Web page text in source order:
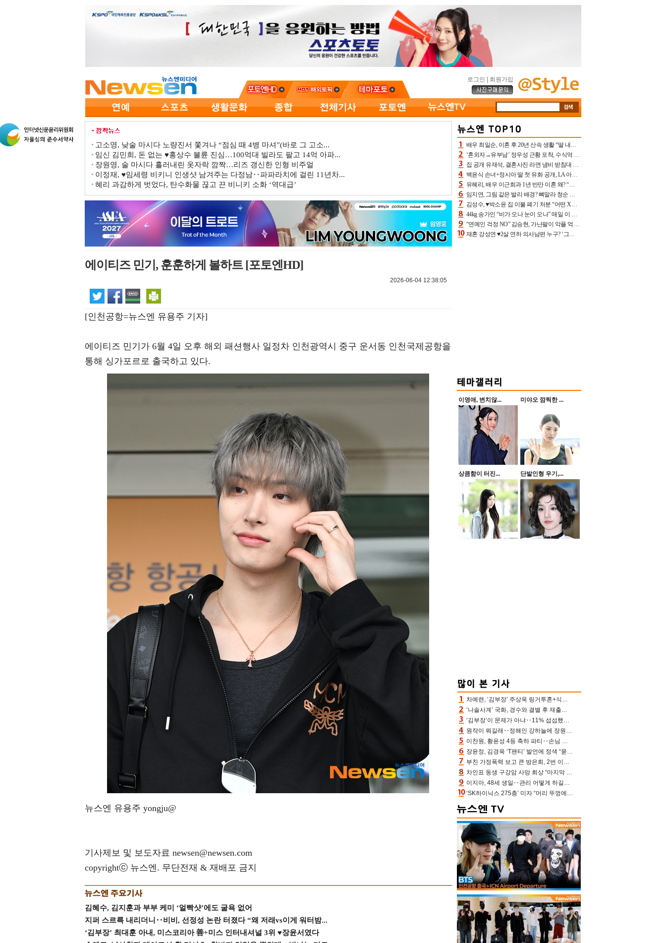
로그인 회원가입
고소영, 낮술 마시다 노량진서 쫓겨나 “점심 때 4병 마셔”(바로 그 고소...
임신 김민희, 돈 없는 ♥홍상수 불륜 진심…100억대 빌라도 팔고 14억 아파...
장원영, 술 마시다 흘러내린 옷자락 깜짝…리즈 갱신한 인형 비주얼
이정재, ♥임세령 비키니 인생샷 남겨주는 다정남‥파파라치에 걸린 11년차...
혜리 과감하게 벗었다, 탄수화물 끊고 끈 비니키 소화 ‘역대급’
에이티즈 민기, 훈훈하게 볼하트 [포토엔HD]
2026-06-04 12:38:05
[인천공항=뉴스엔 유용주 기자]
에이티즈 민기가 6월 4일 오후 해외 패션행사 일정차 인천광역시 중구 운서동 인천국제공항을
통해 싱가포르로 출국하고 있다.
뉴스엔 유용주 yongju@
기사제보 및 보도자료 newsen@newsen.com
copyrightⓒ 뉴스엔. 무단전재 & 재배포 금지
김혜수, 김지훈과 부부 케미 ‘얼빡샷’에도 굴욕 없어
지퍼 스르륵 내리더니‥비비, 선정성 논란 터졌다 “왜 저래vs이게 워터밤...
‘김부장’ 최대훈 아내, 미스코리아 善+미스 인터내셔널 3위 ♥장윤서였다
배우 최일순, 이혼 후 20년 산속 생활 “딸 내가 버렸다고 원망‥맘 아파”(특종)[어제TV]
‘혼외자→유부남’ 정우성 근황 포착, 수식억 해킹 피해 후배 만났다 “존경하는”
집 공개 유재석, 결혼사진 라면 냄비 받침대 되고 분노‥가족사진도 피해(놀뭐)[어제TV]
백윤식 손녀+정시아 딸 첫 유화 공개, LA 아트쇼→서울국제조각페스타 작가다운 수준급 실력
유혜리, 배우 이근희과 1년 반만 이혼 왜? “식칼 꽂고 의자 던져” 충격 폭로(특종)[어제TV]
임지연, 그림 같은 발리 배경? 뼈말라 청순 비키니 핏에 상대 안 되네
김성수, ♥박소윤 집 이불 폐기 처분 “어떤 X이랑 썼을지 몰라” 질투(신랑수업2)[어제TV]
44kg 송가인 “비가 오나 눈이 오나” 매일 이 운동, 허벅지 근육량 상승+체지방 감소
“연예인 걱정 NO” 김승현, 가난팔이 악플 억울할만‥아내+딸과 日 여행
재혼 강성연 ♥2살 연하 의사남편 누구? ‘그알’ 자문의에 훈남 비주얼 초엘리트 스펙 [종합]
이영애, 변치않... 미야오 깜찍한 ...
상큼함이 터진... 단발인형 우기,...
차예련, ‘김부장’ 주상욱 링거투혼+식스팩 비화 “옷 벗는데 아저씨는 안 된다고”(차장금)
‘나솔사계’ 국화, 경수와 결별 후 재출연…첫인상 3표 몰표
‘김부장’이 문제가 아냐‥11% 섭섭했던 ‘재벌X형사2’ 돈·빽 총동원해 컴백 [TV보고서]
원작이 뭐길래‥정해인 강하늘에 장원영까지 참여한 이 영화
이찬원, 황윤성 4등 축하 파티‥손님 모으려 블랙핑크 지수와 친한 척(편스토랑)[어제TV]
장윤정, 김경욱 ‘T팬티’ 발언에 정색 “묻지 않았는데, 그것도 성희롱”(장공장)
부친 가정폭력 보고 큰 방은희, 2번 이혼 후 잠수→母 고독사에 자책(특종세상)[어제TV]
차인표 동생 구강암 사망 회상 “마지막 순간 동생 손 잡아준 신애라, 두고두고 고마워” (신애라이프)
이지아, 48세 생일‥관리 어떻게 하길래 놀라운 동안 미모
‘SK하이닉스 275층’ 미자 “머리 뚜껑에서 사, 주식만 안 해도 돈 버는 것”